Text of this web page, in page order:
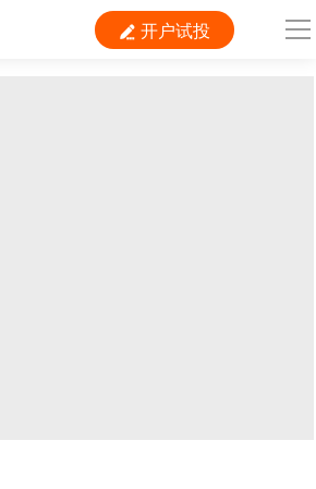
 开户试投
导